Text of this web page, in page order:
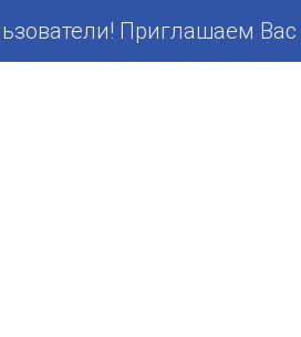
Приглашаем